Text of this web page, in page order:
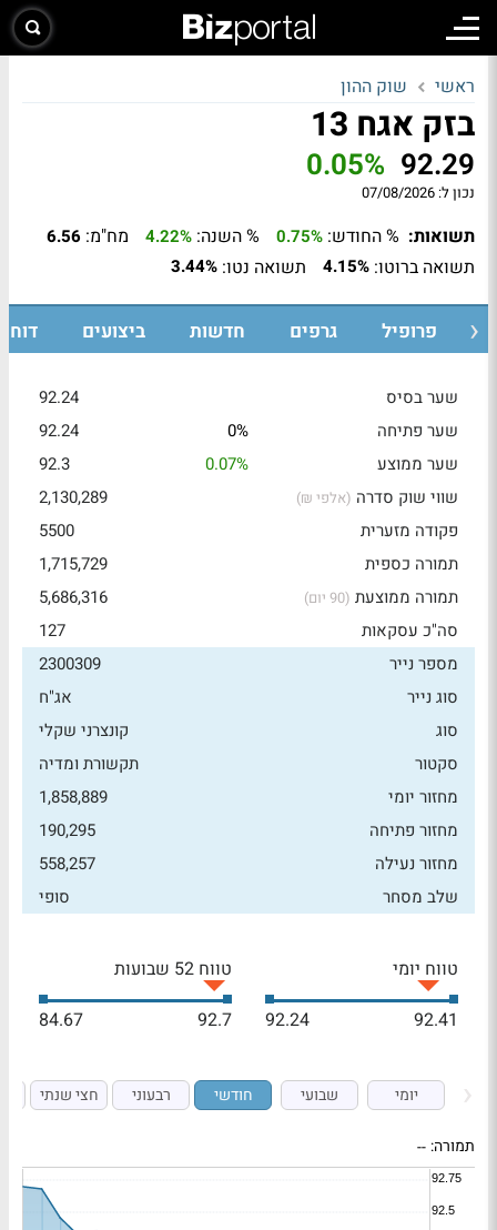
ראשי שוק ההון
בזק אגח 13
92.29
0.05%
נכון ל: 07/08/2026
תשואות: % החודש: 0.75% % השנה: 4.22% מח"מ: 6.56
תשואה ברוטו: 4.15% תשואה נטו: 3.44%
פרופיל גרפים חדשות ביצועים
שער בסיס
92.24
שער פתיחה
0%
92.24
שער ממוצע
0.07%
92.3
שווי שוק סדרה (אלפי ₪)
2,130,289
פקודה מזערית
5500
תמורה כספית
1,715,729
תמורה ממוצעת (90 יום)
5,686,316
סה"כ עסקאות
127
מספר נייר
2300309
סוג נייר
אג"ח
סוג
קונצרני שקלי
סקטור
תקשורת ומדיה
מחזור יומי
1,858,889
מחזור פתיחה
190,295
מחזור נעילה
558,257
שלב מסחר
סופי
טווח יומי
92.41
92.24
טווח 52 שבועות
92.7
84.67
יומי שבועי חודשי רבעוני חצי שנתי
תמורה: --